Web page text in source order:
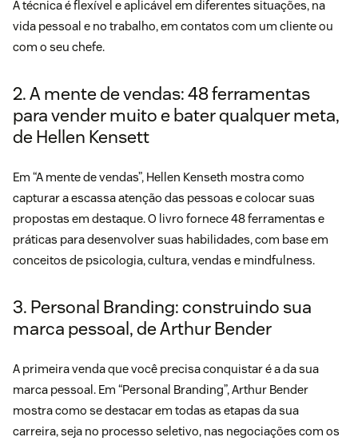
A técnica é flexível e aplicável em diferentes situações, na
vida pessoal e no trabalho, em contatos com um cliente ou
com o seu chefe.
2. A mente de vendas: 48 ferramentas
para vender muito e bater qualquer meta,
de Hellen Kensett
Em “A mente de vendas”, Hellen Kenseth mostra como
capturar a escassa atenção das pessoas e colocar suas
propostas em destaque. O livro fornece 48 ferramentas e
práticas para desenvolver suas habilidades, com base em
conceitos de psicologia, cultura, vendas e mindfulness.
3. Personal Branding: construindo sua
marca pessoal, de Arthur Bender
A primeira venda que você precisa conquistar é a da sua
marca pessoal. Em “Personal Branding”, Arthur Bender
mostra como se destacar em todas as etapas da sua
carreira, seja no processo seletivo, nas negociações com os